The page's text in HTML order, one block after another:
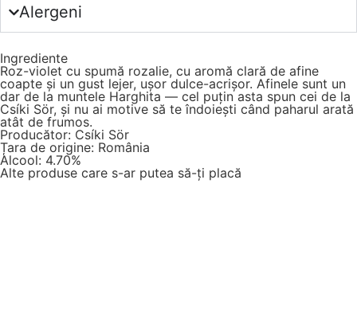
Alergeni
Ingrediente
Roz-violet cu spumă rozalie, cu aromă clară de afine
coapte și un gust lejer, ușor dulce-acrișor. Afinele sunt un
dar de la muntele Harghita — cel puțin asta spun cei de la
Csíki Sör, și nu ai motive să te îndoiești când paharul arată
atât de frumos.
Producător: Csíki Sör
Țara de origine: România
Alcool: 4.70%
Alte produse care s-ar putea să-ți placă